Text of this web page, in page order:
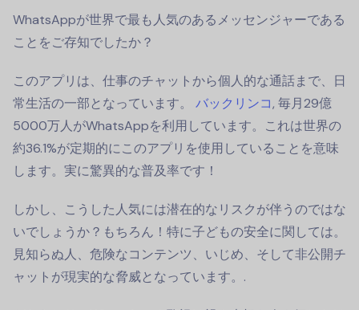
WhatsAppが世界で最も人気のあるメッセンジャーである
ことをご存知でしたか？
このアプリは、仕事のチャットから個人的な通話まで、日
常生活の一部となっています。 バックリンコ, 毎月29億
5000万人がWhatsAppを利用しています。これは世界の
約36.1%が定期的にこのアプリを使用していることを意味
します。実に驚異的な普及率です！
しかし、こうした人気には潜在的なリスクが伴うのではな
いでしょうか？もちろん！特に子どもの安全に関しては。
見知らぬ人、危険なコンテンツ、いじめ、そして非公開チ
ャットが現実的な脅威となっています。.